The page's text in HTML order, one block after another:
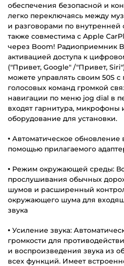
обеспечения безопасной и
легко переключаясь между
и разговорами по внутренней
также совместима с Apple
через Boom! Радиоприемник
активацией доступа к
("Привет, Google" /"Привет,
можете управлять своим 50S
голосовых команд громкой
навигации по меню jog dial в
входят гарнитура, микрофоны
оборудование для установки.
• Автоматическое
помощью прилагаемого
• Режим окружающей среды:
прослушивания обычных
шумов и расширенный
окружающего шума для
звука
• Усиление звука:
громкости для
и воспроизведения звука из
всех функций. Имеет